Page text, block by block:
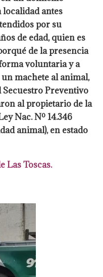
localidad antes
por su
de edad, quien es
de la presencia
voluntaria y a
machete al animal,
Preventivo
al propietario de la
Nac. Nº 14.346
animal), en estado
Las Toscas.